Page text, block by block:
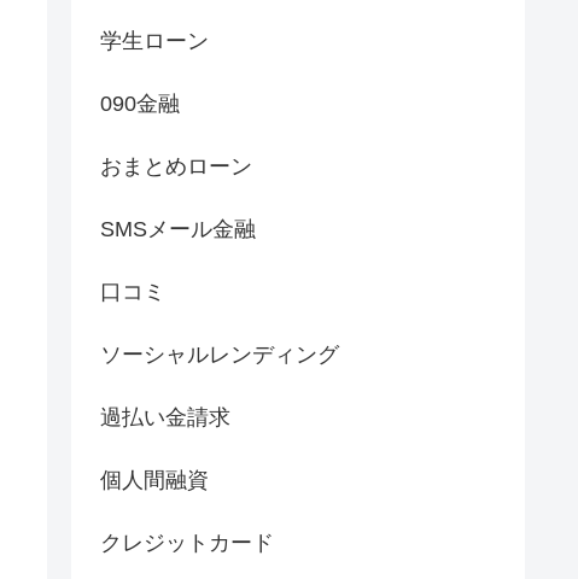
学生ローン
090金融
おまとめローン
SMSメール金融
口コミ
ソーシャルレンディング
過払い金請求
個人間融資
クレジットカード